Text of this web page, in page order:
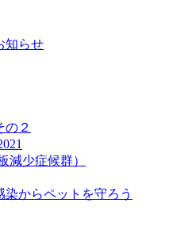
知らせ
２
減少症候群）
からペットを守ろう